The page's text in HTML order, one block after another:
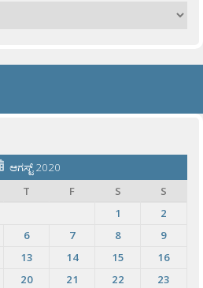
ಆಗಸ್ಟ್ 2020
T F S
S
1
2
6 7 8
9
13 14 15
16
20 21 22
23